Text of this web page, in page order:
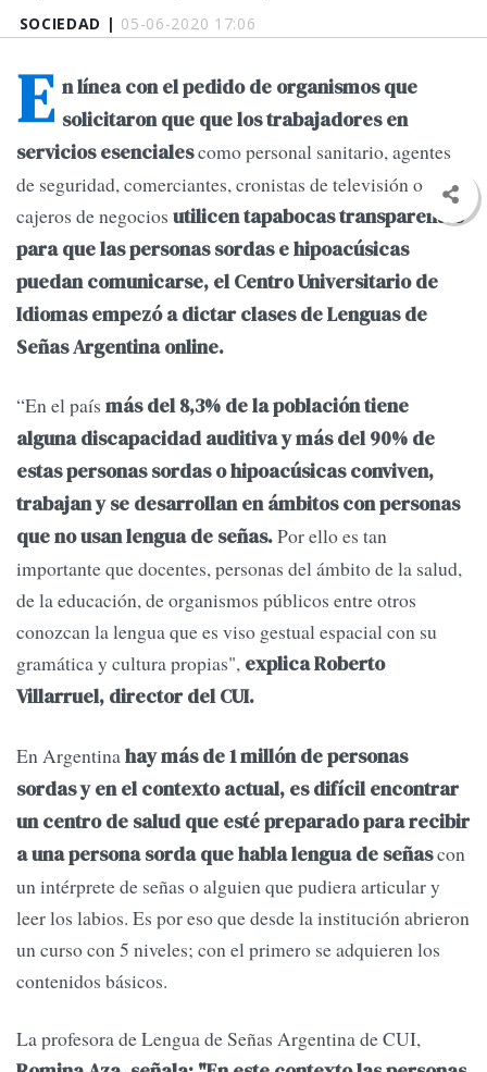
SOCIEDAD | 05-06-2020 17:06
E n línea con el pedido de organismos que
solicitaron que que los trabajadores en
servicios esencialescomo personal sanitario, agentes
de seguridad, comerciantes, cronistas de televisión o
cajeros de negocios utilicen tapabocas transparentes
para que las personas sordas e hipoacúsicas
puedan comunicarse, el Centro Universitario de
Idiomas empezó a dictar clases de Lenguas de
Señas Argentina online.
“En el país más del 8,3% de la población tiene
alguna discapacidad auditiva y más del 90% de
estas personas sordas o hipoacúsicas conviven,
trabajan y se desarrollan en ámbitos con personas
que no usan lengua de señas.Por ello es tan
importante que docentes, personas del ámbito de la salud,
de la educación, de organismos públicos entre otros
conozcan la lengua que es viso gestual espacial con su
gramática y cultura propias", explica Roberto
Villarruel, director del CUI.
En Argentinahay más de 1 millón de personas
sordas y en el contexto actual, es difícil encontrar
un centro de salud que esté preparado para recibir
a una persona sorda que habla lengua de señascon
un intérprete de señas o alguien que pudiera articular y
leer los labios. Es por eso que desde la institución abrieron
un curso con 5 niveles; con el primero se adquieren los
contenidos básicos.
La profesora de Lengua de Señas Argentina de CUI,